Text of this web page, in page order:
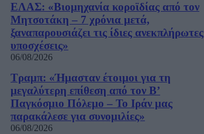
ΕΛΑΣ: «Βιομηχανία κοροϊδίας από τον
Μητσοτάκη – 7 χρόνια μετά,
ξαναπαρουσιάζει τις ίδιες ανεκπλήρωτες
υποσχέσεις»
06/08/2026
Τραμπ: «Ήμασταν έτοιμοι για τη
μεγαλύτερη επίθεση από τον Β’
Παγκόσμιο Πόλεμο – Το Ιράν μας
παρακάλεσε για συνομιλίες»
06/08/2026